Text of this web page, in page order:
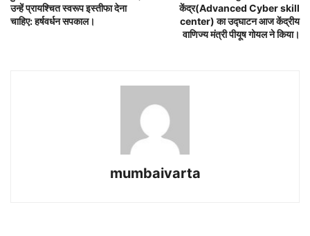
उन्हें प्रायश्चित स्वरूप इस्तीफा देना
चाहिए: हर्षवर्धन सपकाल।
केंद्र(Advanced Cyber skill
center) का उद्घाटन आज केंद्रीय
वाणिज्य मंत्री पीयूष गोयल ने किया।
mumbaivarta